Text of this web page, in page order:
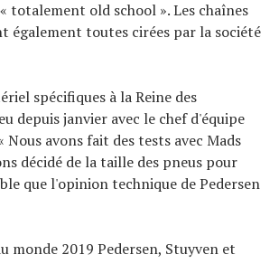
totalement old school ». Les chaînes
également toutes cirées par la société
spécifiques à la Reine des
depuis janvier avec le chef d'équipe
Nous avons fait des tests avec Mads
décidé de la taille des pneus pour
que l'opinion technique de Pedersen
monde 2019 Pedersen, Stuyven et